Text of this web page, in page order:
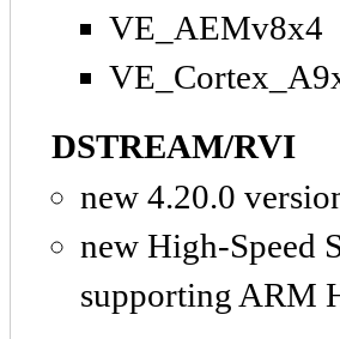
VE_AEMv8x4
DSTREAM/RVI
new 4.20.0
new High-Speed
supporting ARM